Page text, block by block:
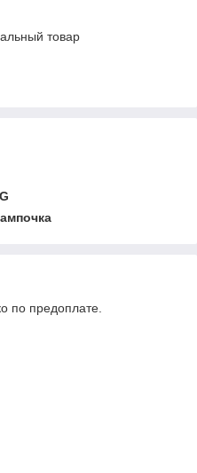
товар
по предоплате.